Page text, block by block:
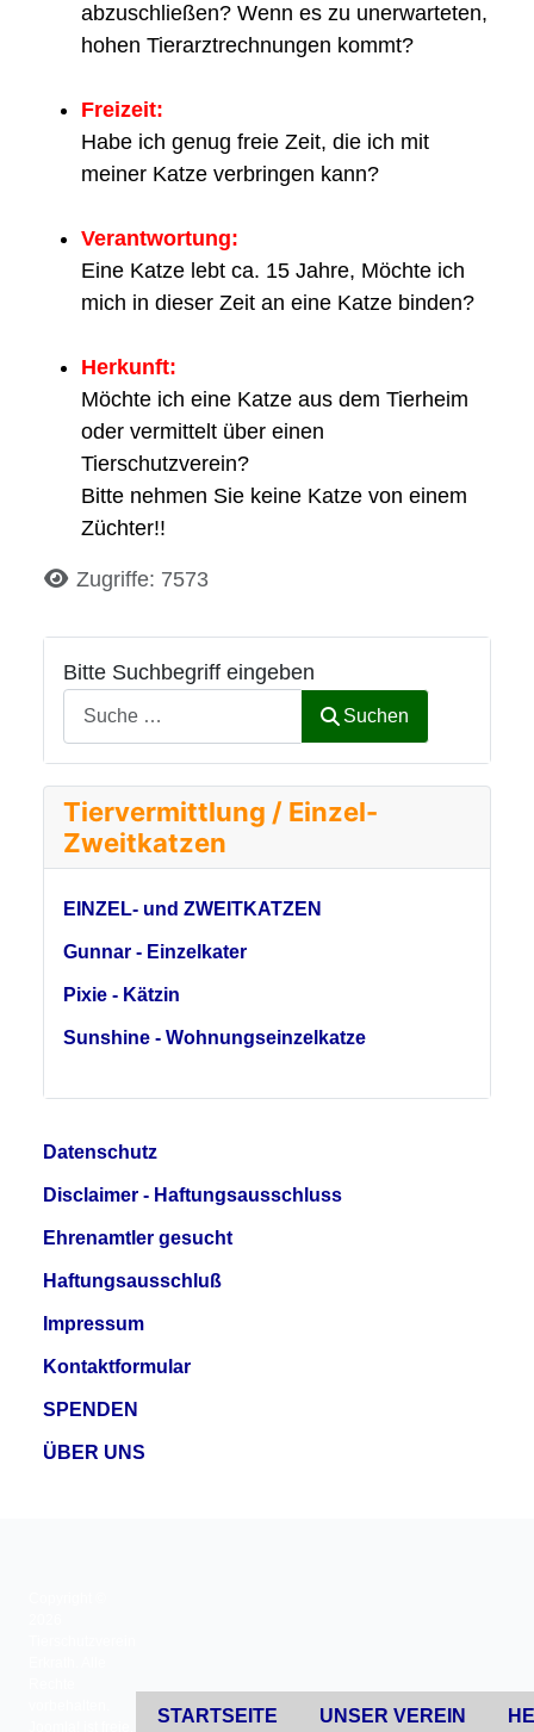
Bitte Suchbegriff eingeben
Suchen
Tiervermittlung / Einzel-
Zweitkatzen
EINZEL- und ZWEITKATZEN
Gunnar - Einzelkater
Pixie - Kätzin
Sunshine - Wohnungseinzelkatze
abzuschließen? Wenn es zu unerwarteten,
hohen Tierarztrechnungen kommt?
Freizeit:
Habe ich genug freie Zeit, die ich mit
meiner Katze verbringen kann?
Verantwortung:
Eine Katze lebt ca. 15 Jahre, Möchte ich
mich in dieser Zeit an eine Katze binden?
Herkunft:
Möchte ich eine Katze aus dem Tierheim
oder vermittelt über einen
Tierschutzverein?
Bitte nehmen Sie keine Katze von einem
Züchter!!
DetailsZugriffe: 7573
Datenschutz
Disclaimer - Haftungsausschluss
Ehrenamtler gesucht
Haftungsausschluß
Impressum
Kontaktformular
SPENDEN
ÜBER UNS
STARTSEITE UNSER VEREIN